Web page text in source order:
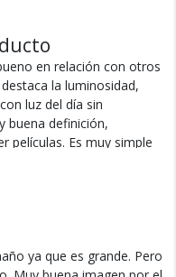
en relación con otros
la luminosidad,
luz del día sin
buena definición,
películas. Es muy simple
las dimensiones del
grande (no es ni cerca
estás buscando).
ya que es grande. Pero
prueba.
te devolvemos tu